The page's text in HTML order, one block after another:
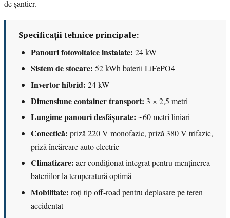
de șantier.
Specificații tehnice principale:
Panouri fotovoltaice instalate: 24 kW
Sistem de stocare: 52 kWh baterii LiFePO4
Invertor hibrid: 24 kW
Dimensiune container transport: 3 × 2,5 metri
Lungime panouri desfășurate: ~60 metri liniari
Conectică: priză 220 V monofazic, priză 380 V trifazic,
priză încărcare auto electric
Climatizare: aer condiționat integrat pentru menținerea
bateriilor la temperatură optimă
Mobilitate: roți tip off-road pentru deplasare pe teren
accidentat